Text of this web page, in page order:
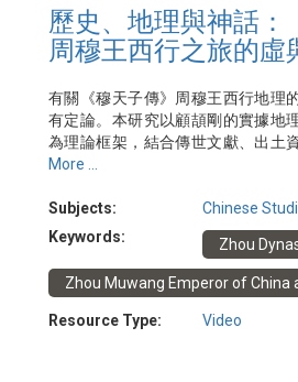
歷史、地理與神話：
周穆王西行之旅的虛
有關《穆天子傳》周穆王西行地理
有定論。本研究以顧頡剛的實據地
為理論框架，結合傳世文獻、出土
重探《穆傳》的地理空間。針對有
戰國早期的晉南及其鄰近地區為核
著重分析其「理性化」的創作思維
絡，包含其領土型態、中國觀、
景。基於上述的歷史地理重構與分
《穆傳》的體裁、國家主體、成書
與讀者以及文本性質，期許對於這
More ...
Subjects:
Chinese
Keywords:
Zhou
Zhou Muwang Emperor of China
Resource Type: Video